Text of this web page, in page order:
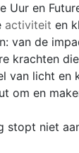
Uur en
activiteit en
van de
krachten
van licht en
om en
stopt niet